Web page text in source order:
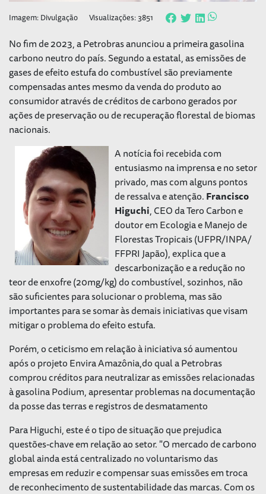
Imagem: Divulgação Visualizações: 3851
No fim de 2023, a Petrobras anunciou a primeira gasolina
carbono neutro do país. Segundo a estatal, as emissões de
gases de efeito estufa do combustível são previamente
compensadas antes mesmo da venda do produto ao
consumidor através de créditos de carbono gerados por
ações de preservação ou de recuperação florestal de biomas
nacionais.
A notícia foi recebida com
entusiasmo na imprensa e no setor
privado, mas com alguns pontos
de ressalva e atenção.Francisco
Higuchi, CEO da Tero Carbon e
doutor em Ecologia e Manejo de
Florestas Tropicais (UFPR/INPA/
FFPRI Japão), explica que a
descarbonização e a redução no
teor de enxofre (20mg/kg) do combustível, sozinhos, não
são suficientes para solucionar o problema, mas são
importantes para se somar às demais iniciativas que visam
mitigar o problema do efeito estufa.
Porém, o ceticismo em relação à iniciativa só aumentou
após o projeto Envira Amazônia,do qual a Petrobras
comprou créditos para neutralizar as emissões relacionadas
à gasolina Podium, apresentar problemas na documentação
da posse das terras e registros de desmatamento
Para Higuchi, este é o tipo de situação que prejudica
questões-chave em relação ao setor. "O mercado de carbono
global ainda está centralizado no voluntarismo das
empresas em reduzir e compensar suas emissões em troca
de reconhecimento de sustentabilidade das marcas. Com os